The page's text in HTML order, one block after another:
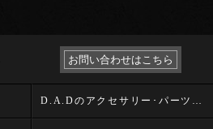
お問い合わせはこちら
D.A.Dのアクセサリー･パーツ･D.A.D OFFICIAL DEALER IKUMAの口コミ情報